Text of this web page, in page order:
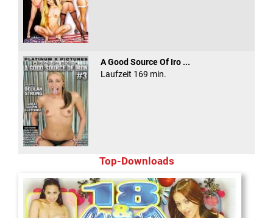
A Good Source Of Iro ...
Laufzeit 169 min.
Top-Downloads